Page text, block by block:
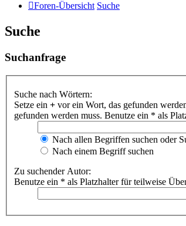
Foren-Übersicht Suche
Suche
Suchanfrage
Suche nach Wörtern:
Setze ein + vor ein Wort, das gefunden
gefunden werden muss. Benutze ein * als
Nach allen Begriffen suchen oder
Nach einem Begriff suchen
Zu suchender Autor:
Benutze ein * als Platzhalter für teilweise